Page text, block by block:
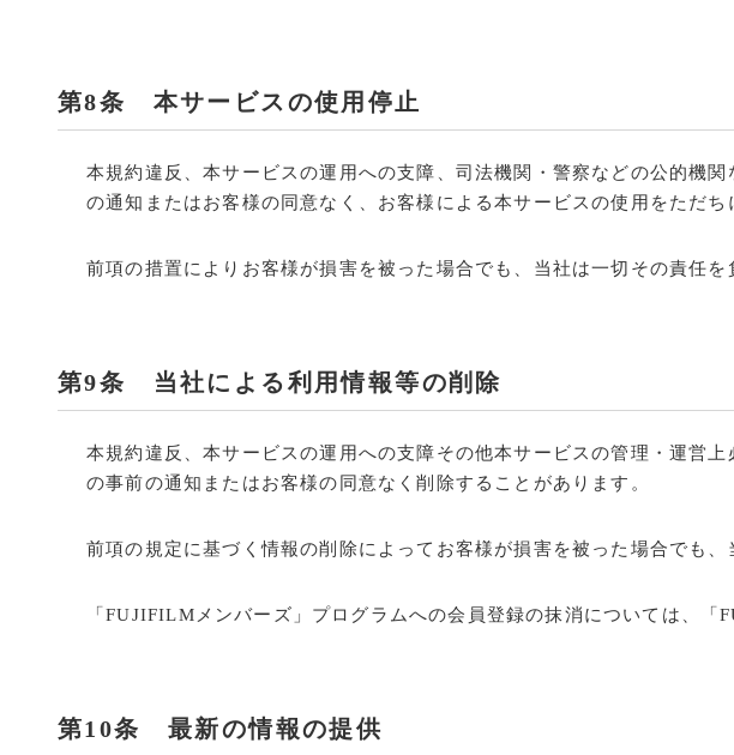
第8条 本サービスの使用停止
本規約違反、本サービスの運用への支障、司法機関・警察などの公的機
の通知またはお客様の同意なく、お客様による本サービスの使用をただち
前項の措置によりお客様が損害を被った場合でも、当社は一切その責任を
第9条 当社による利用情報等の削除
本規約違反、本サービスの運用への支障その他本サービスの管理・運営
の事前の通知またはお客様の同意なく削除することがあります。
前項の規定に基づく情報の削除によってお客様が損害を被った場合でも、
「FUJIFILMメンバーズ」プログラムへの会員登録の抹消については、「
第10条 最新の情報の提供